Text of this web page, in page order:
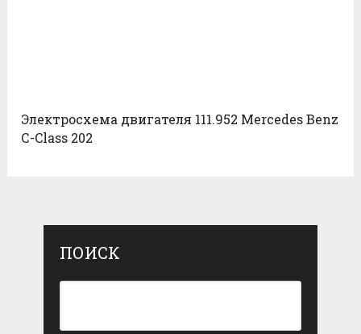
Электросхема двигателя 111.952 Mercedes Benz
С-Class 202
ПОИСК